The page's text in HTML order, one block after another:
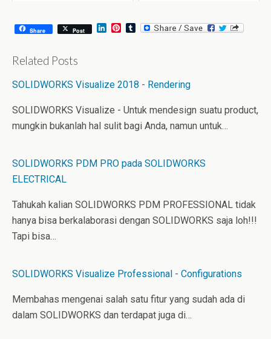
Share Post
L
I
P
e
t
T
Related Posts
SOLIDWORKS Visualize 2018 - Rendering
SOLIDWORKS Visualize - Untuk mendesign suatu product,
mungkin bukanlah hal sulit bagi Anda, namun untuk…
SOLIDWORKS PDM PRO pada SOLIDWORKS
ELECTRICAL
Tahukah kalian SOLIDWORKS PDM PROFESSIONAL tidak
hanya bisa berkalaborasi dengan SOLIDWORKS saja loh!!!
Tapi bisa…
SOLIDWORKS Visualize Professional - Configurations
Membahas mengenai salah satu fitur yang sudah ada di
dalam SOLIDWORKS dan terdapat juga di…